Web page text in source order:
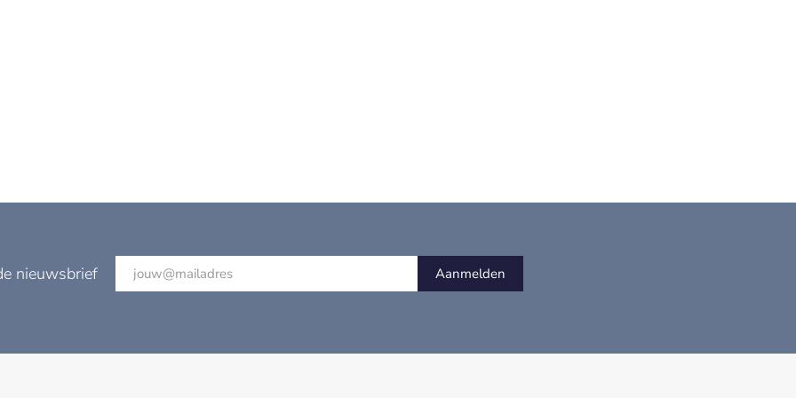
nieuwsbrief Aanmelden